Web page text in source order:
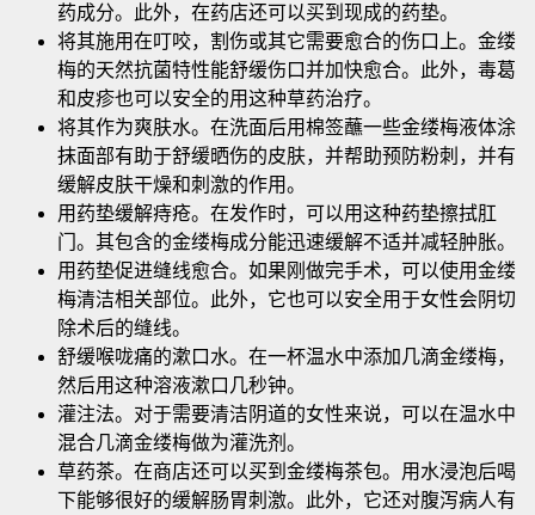
药成分。此外，在药店还可以买到现成的药垫。
将其施用在叮咬，割伤或其它需要愈合的伤口上。金缕
梅的天然抗菌特性能舒缓伤口并加快愈合。此外，毒葛
和皮疹也可以安全的用这种草药治疗。
将其作为爽肤水。在洗面后用棉签蘸一些金缕梅液体涂
抹面部有助于舒缓晒伤的皮肤，并帮助预防粉刺，并有
缓解皮肤干燥和刺激的作用。
用药垫缓解痔疮。在发作时，可以用这种药垫擦拭肛
门。其包含的金缕梅成分能迅速缓解不适并减轻肿胀。
用药垫促进缝线愈合。如果刚做完手术，可以使用金缕
梅清洁相关部位。此外，它也可以安全用于女性会阴切
除术后的缝线。
舒缓喉咙痛的漱口水。在一杯温水中添加几滴金缕梅，
然后用这种溶液漱口几秒钟。
灌注法。对于需要清洁阴道的女性来说，可以在温水中
混合几滴金缕梅做为灌洗剂。
草药茶。在商店还可以买到金缕梅茶包。用水浸泡后喝
下能够很好的缓解肠胃刺激。此外，它还对腹泻病人有